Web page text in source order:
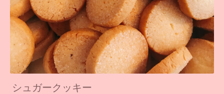
シュガークッキー